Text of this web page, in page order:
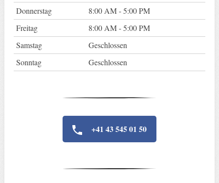
Donnerstag
8:00 AM - 5:00 PM
Freitag
8:00 AM - 5:00 PM
Samstag
Geschlossen
Sonntag
Geschlossen
+41 43 545 01 50